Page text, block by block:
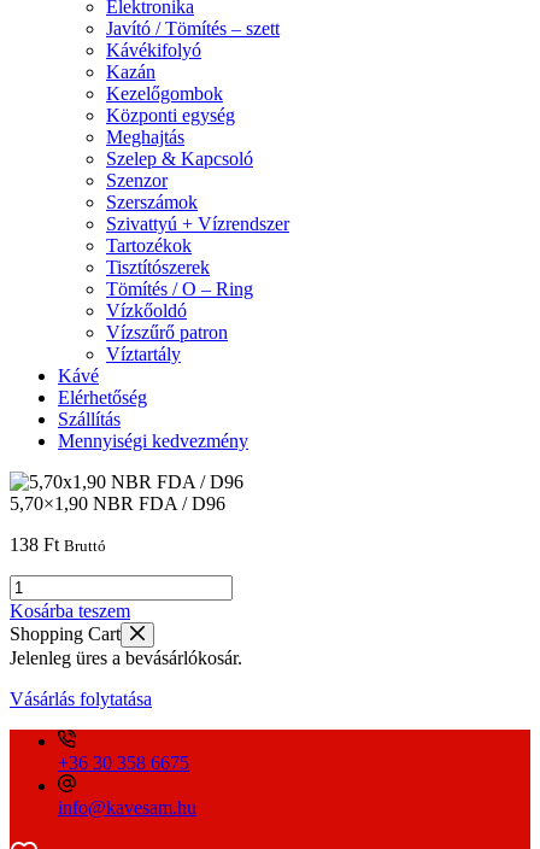
Elektronika
Javító / Tömítés – szett
Kávékifolyó
Kazán
Kezelőgombok
Központi egység
Meghajtás
Szelep & Kapcsoló
Szenzor
Szerszámok
Szivattyú + Vízrendszer
Tartozékok
Tisztítószerek
Tömítés / O – Ring
Vízkőoldó
Vízszűrő patron
Víztartály
Kávé
Elérhetőség
Szállítás
Mennyiségi kedvezmény
5,70×1,90 NBR FDA / D96
138 Ft Bruttó
5,70x1,90
NBR
FDA
/
D96
mennyiség
Kosárba teszem
Shopping Cart
Jelenleg üres a bevásárlókosár.
Vásárlás folytatása
+36 30 358 6675
info@kavesam.hu